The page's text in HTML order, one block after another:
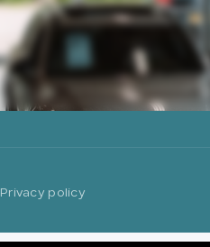
Privacy policy